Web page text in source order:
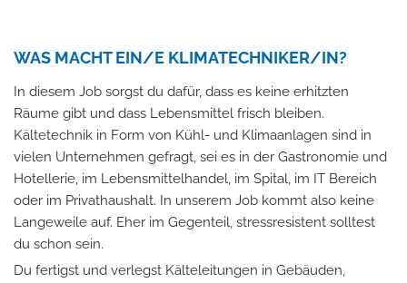
WAS MACHT EIN/E KLIMATECHNIKER/IN?
In diesem Job sorgst du dafür, dass es keine erhitzten
Räume gibt und dass Lebensmittel frisch bleiben.
Kältetechnik in Form von Kühl- und Klimaanlagen sind in
vielen Unternehmen gefragt, sei es in der Gastronomie und
Hotellerie, im Lebensmittelhandel, im Spital, im IT Bereich
oder im Privathaushalt. In unserem Job kommt also keine
Langeweile auf. Eher im Gegenteil, stressresistent solltest
du schon sein.
Du fertigst und verlegst Kälteleitungen in Gebäuden,